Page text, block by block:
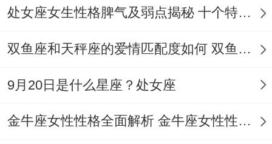
说实话，看似收益丰厚的投资说不定隐含法
律风险.
决麻烦问题或制定长期计划。
处女座女生性格脾气及弱点揭秘 十个特点惊人！
双鱼座和天秤座的爱情匹配度如何 双鱼天秤缘分会怎样
9月20日是什么星座？处女座
金牛座女性性格全面解析 金牛座女性性格与脾气全揭秘